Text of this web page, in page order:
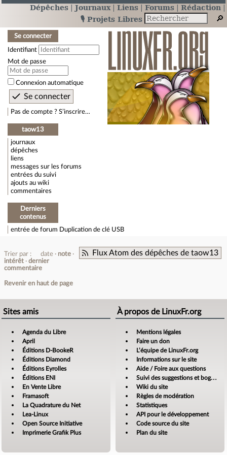
Dépêches Journaux Liens Forums
Rédaction
🎙️ Projets Libres
Se connecter
Identifiant
Mot de passe
Connexion automatique
Pas de compte ? S’inscrire…
taow13
journaux
dépêches
liens
messages sur les forums
entrées du suivi
ajouts au wiki
commentaires
Derniers
contenus
entrée de forum Duplication de clé USB
Flux Atom des dépêches de taow13
Trier par : date
note
intérêt
dernier
commentaire
Revenir en haut de page
Sites amis
Agenda du Libre
April
Éditions D-BookeR
Éditions Diamond
Éditions Eyrolles
Éditions ENI
En Vente Libre
Framasoft
La Quadrature du Net
Lea-Linux
Open Source Initiative
Imprimerie Grafik Plus
À propos de LinuxFr.org
Mentions légales
Faire un don
L’équipe de LinuxFr.org
Informations sur le site
Aide / Foire aux questions
Suivi des suggestions et bogues
Wiki du site
Règles de modération
Statistiques
API pour le développement
Code source du site
Plan du site